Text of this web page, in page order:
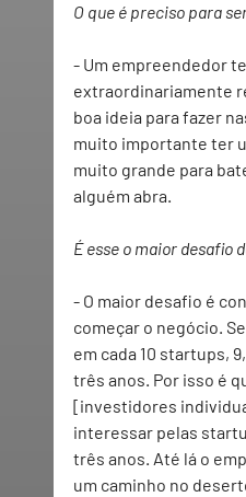
O que é preciso para
- Um empreendedor
extraordinariamente
boa ideia para fazer
muito importante ter
muito grande para
alguém abra.
É esse o maior desafio
- O maior desafio é
começar o negócio.
em cada 10 startups,
três anos. Por isso é
[investidores
interessar pelas
três anos. Até lá o
um caminho no